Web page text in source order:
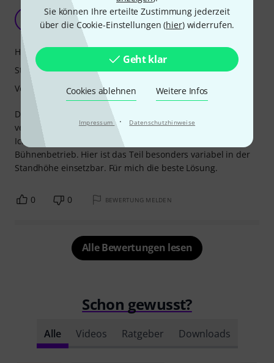
Sie können Ihre erteilte Zustimmung jederzeit
über die Cookie-Einstellungen (hier) widerrufen.
Geht klar
Cookies ablehnen Weitere Infos
Impressum · Datenschutzhinweise
Bewerte K&M-Qualität
Airsound 29.12.2020
Durch die dreiteilige Bauform extreme kompakt zu
verstauen und dennoch sehr standsicher und wackelfrei.
Ich nutze das Stativ für einen I-Pad-Halter im
Bühnenbetrieb. Hier ist das Teil besonders variabel in der
Standhöhe einsetzbar. Für mich die beste Lösung.
Handling
Stabilität
Verarbeitung
0 0 BEWERTUNG MELDEN
Alle Bewertungen lesen
Schon gewusst?
Alle Videos Ratgeber Downloads